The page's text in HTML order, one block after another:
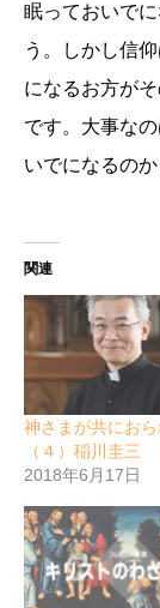
眠っておいで
う。しかし信
になるお方が
です。大事な
いでになるのか
関連
神さまが共にお
（４）稲川圭三
2018年6月17日